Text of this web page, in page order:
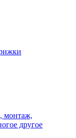
монтаж,
другое